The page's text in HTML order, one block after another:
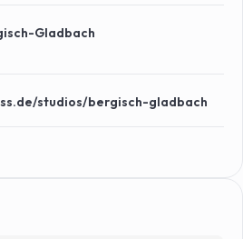
Gladbach
studios/bergisch-gladbach